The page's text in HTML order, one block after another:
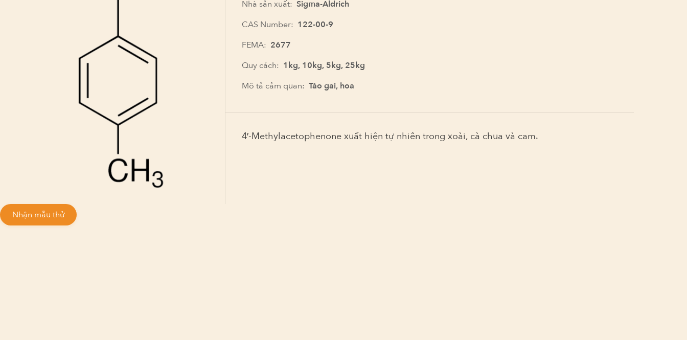
Nhà sản xuất: Sigma-Aldrich
CAS Number: 122-00-9
FEMA: 2677
Quy cách: 1kg, 10kg, 5kg, 25kg
Mô tả cảm quan: Táo gai, hoa
4′-Methylacetophenone xuất hiện tự nhiên trong xoài, cà chua và cam.
Nhận mẫu thử